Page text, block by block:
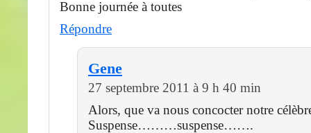
Bonne journée à toutes
Répondre
Gene
27 septembre 2011 à 9 h 40 min
Alors, que va nous concocter notre
Suspense………suspense…….